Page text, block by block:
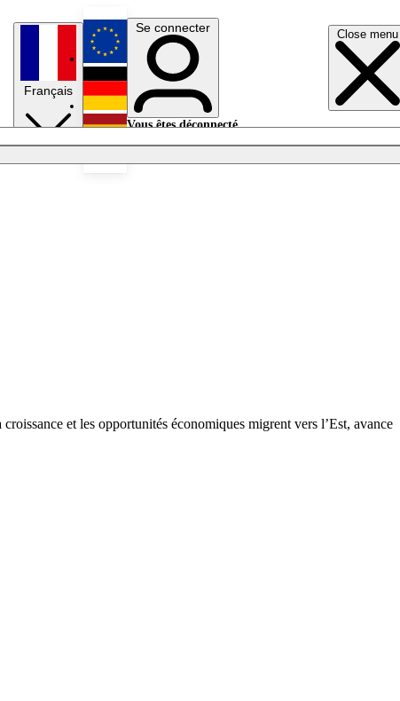
Close menu
Français
English
Deutsch
Se connecter
Vous êtes déconnecté.
et les opportunités économiques migrent vers l’Est, avance